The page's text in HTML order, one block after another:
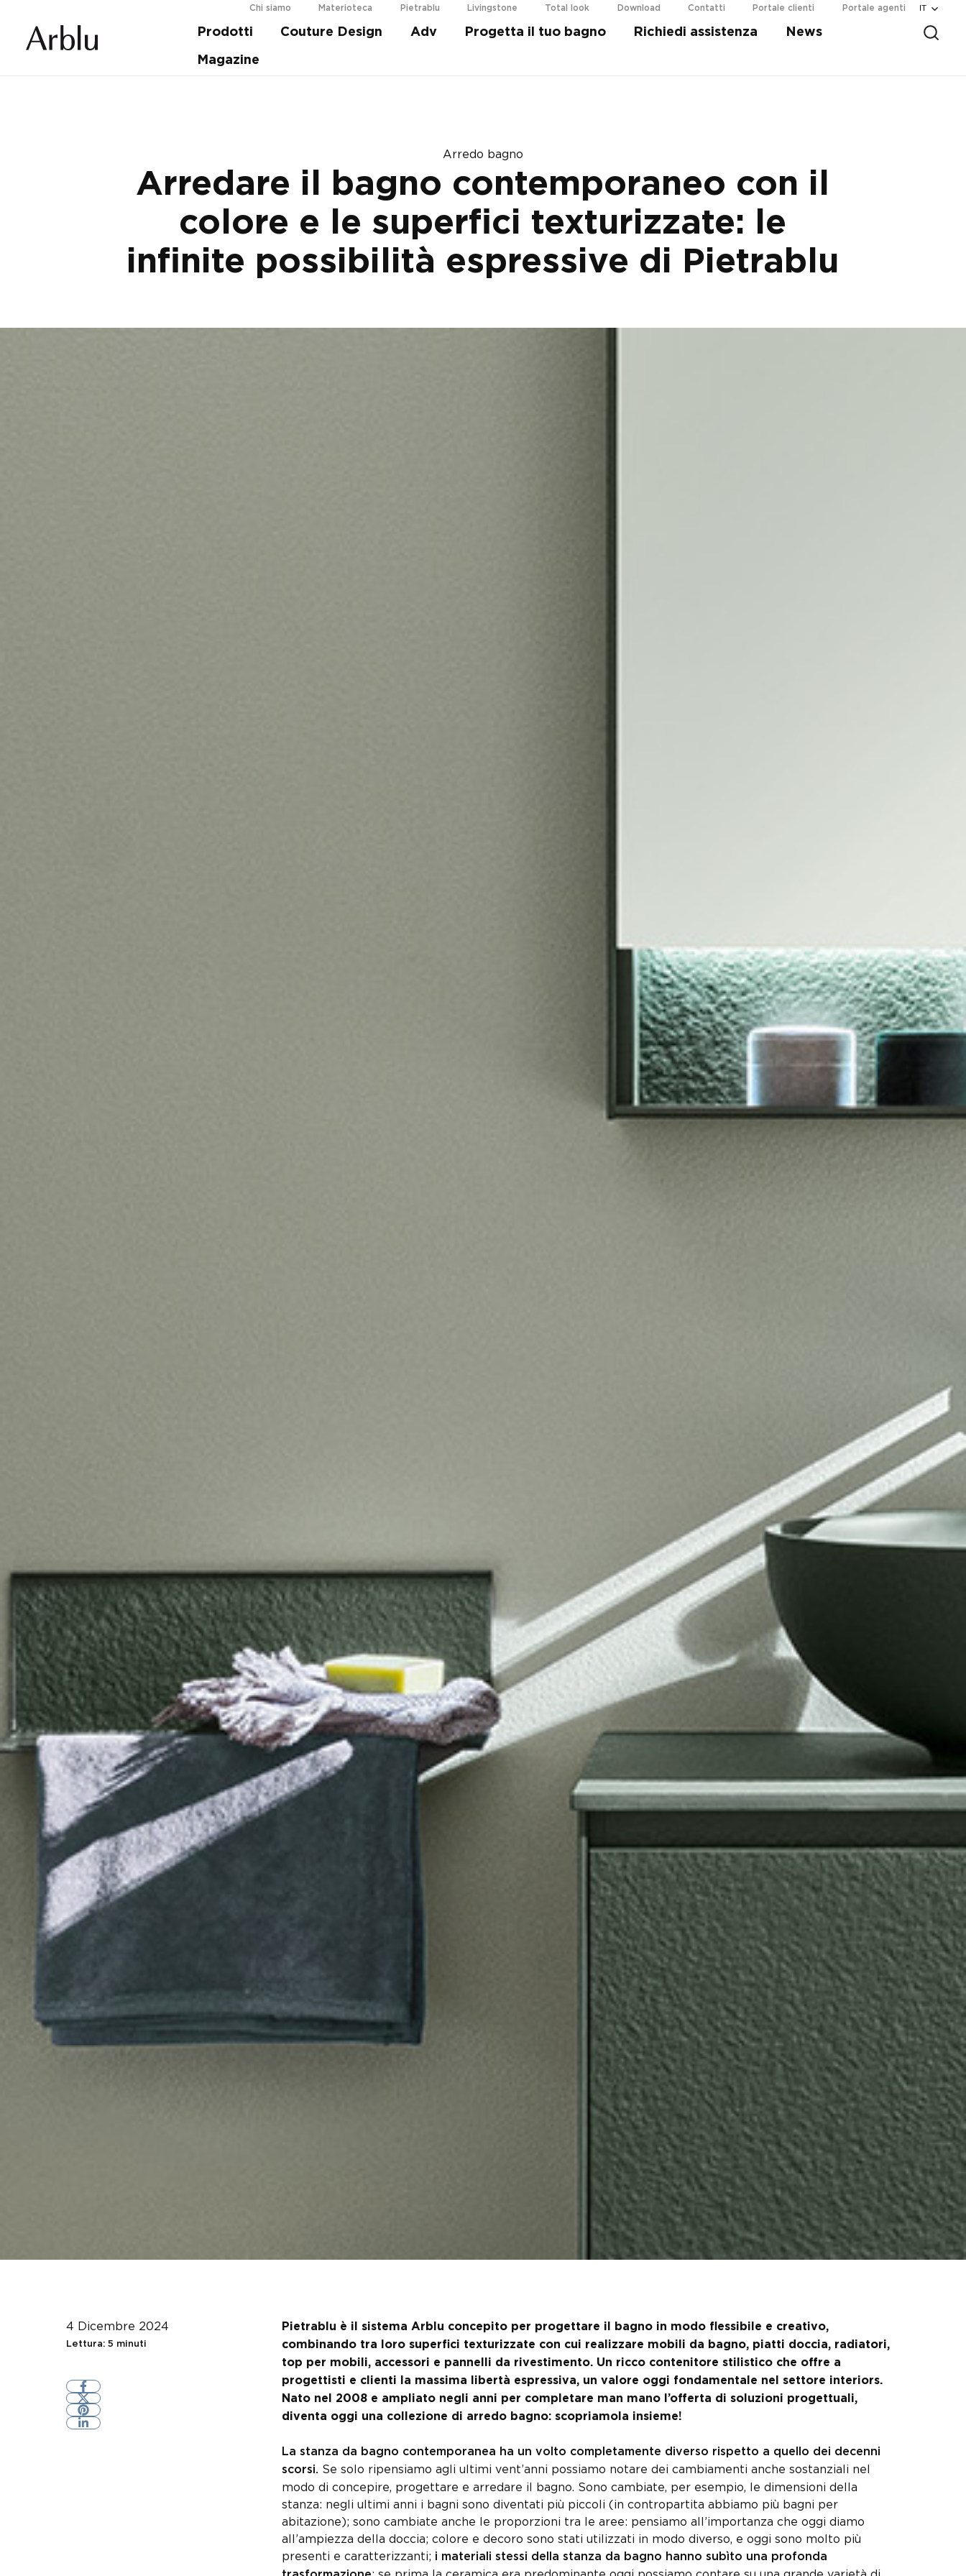
IT
Chi siamo Materioteca Pietrablu Livingstone Total look Download Contatti Portale clienti Portale agenti
Prodotti Couture Design Adv Progetta il tuo bagno Richiedi assistenza News
Magazine
Guida alla scelta della tua doccia.
Arredo bagno
Arredare il bagno contemporaneo con il
colore e le superfici texturizzate: le
infinite possibilità espressive di Pietrablu
4 Dicembre 2024
Lettura: 5 minuti
Pietrablu è il sistema Arblu concepito per progettare il bagno in modo flessibile e creativo,
combinando tra loro superfici texturizzate con cui realizzare mobili da bagno, piatti doccia, radiatori,
top per mobili, accessori e pannelli da rivestimento. Un ricco contenitore stilistico che offre a
progettisti e clienti la massima libertà espressiva, un valore oggi fondamentale nel settore interiors.
Nato nel 2008 e ampliato negli anni per completare man mano l’offerta di soluzioni progettuali,
diventa oggi una collezione di arredo bagno: scopriamola insieme!
La stanza da bagno contemporanea ha un volto completamente diverso rispetto a quello dei decenni
scorsi. Se solo ripensiamo agli ultimi vent’anni possiamo notare dei cambiamenti anche sostanziali nel
modo di concepire, progettare e arredare il bagno. Sono cambiate, per esempio, le dimensioni della
stanza: negli ultimi anni i bagni sono diventati più piccoli (in contropartita abbiamo più bagni per
abitazione); sono cambiate anche le proporzioni tra le aree: pensiamo all’importanza che oggi diamo
all’ampiezza della doccia; colore e decoro sono stati utilizzati in modo diverso, e oggi sono molto più
presenti e caratterizzanti; i materiali stessi della stanza da bagno hanno subìto una profonda